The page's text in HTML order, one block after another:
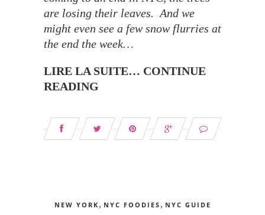
are losing their leaves. And we
might even see a few snow flurries at
the end the week…
LIRE LA SUITE… CONTINUE
READING
NEW YORK , NYC FOODIES , NYC GUIDE